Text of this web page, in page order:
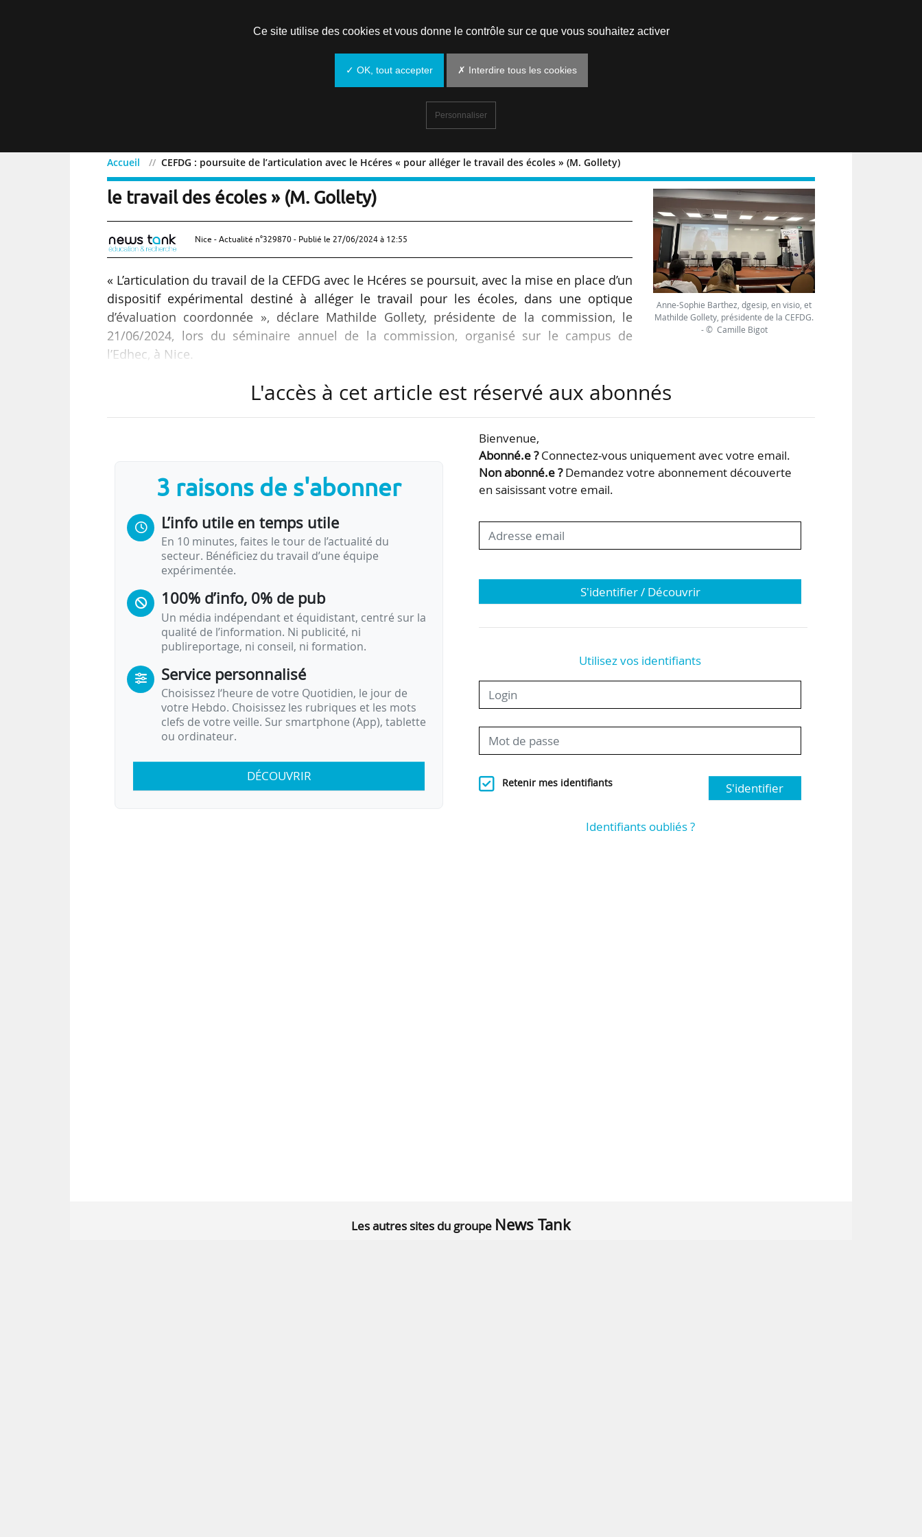
Accueil CEFDG : poursuite de l’articulation avec le Hcéres « pour alléger le travail des écoles » (M. Gollety)
CEFDG : poursuite de l’articulation avec le Hcéres « pour alléger
le travail des écoles » (M. Gollety)
Nice - Actualité n°329870 - Publié le 27/06/2024 à 12:55
« L’articulation du travail de la CEFDG avec le Hcéres se poursuit, avec la mise en place d’un
dispositif expérimental destiné à alléger le travail pour les écoles, dans une optique
d’évaluation coordonnée », déclare Mathilde Gollety, présidente de la commission, le
21/06/2024, lors du séminaire annuel de la commission, organisé sur le campus de
l’Edhec, à Nice.
Ensemble, les deux organismes proposent :
• la présence systématique d’un membre de la CEFDG dans les comités d’experts Hcéres,
• et un travail d’identification avec le Hcéres des concordances et correspondances entre
les référentiels.
« Les liens entre le Hcéres et la CEFDG se sont renforcés ces dernières années. Nous
hébergeons la CEFDG et portons leurs emplois et leurs moyens »…
Anne-Sophie Barthez, dgesip, en visio, et
Mathilde Gollety, présidente de la CEFDG.
- © Camille Bigot
L'accès à cet article est réservé aux abonnés
3 raisons de s'abonner
L’info utile en temps utile
En 10 minutes, faites le tour de l’actualité du
secteur. Bénéficiez du travail d’une équipe
expérimentée.
100% d’info, 0% de pub
Un média indépendant et équidistant, centré sur la
qualité de l’information. Ni publicité, ni
publireportage, ni conseil, ni formation.
Service personnalisé
Choisissez l‘heure de votre Quotidien, le jour de
votre Hebdo. Choisissez les rubriques et les mots
clefs de votre veille. Sur smartphone (App), tablette
ou ordinateur.
DÉCOUVRIR
Bienvenue,
Abonné.e ?Connectez-vous uniquement avec votre email.
Non abonné.e ?Demandez votre abonnement découverte
en saisissant votre email.
S'identifier / Découvrir
Utilisez vos identifiants
Retenir mes identifiants S'identifier
Identifiants oubliés ?
Les autres sites du groupe News Tank
Ce site utilise des cookies et vous donne le contrôle sur ce que vous souhaitez activer
✓ OK, tout accepter ✗ Interdire tous les cookies
Personnaliser